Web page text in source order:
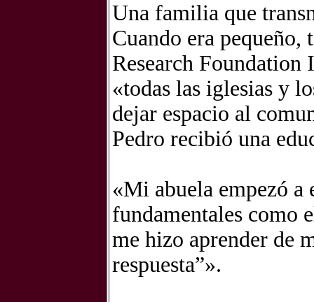
Una familia que
Cuando era
Research
«todas las iglesias y
dejar espacio al
Pedro recibió una
«Mi abuela empezó a
fundamentales como
me hizo aprender de
respuesta”».